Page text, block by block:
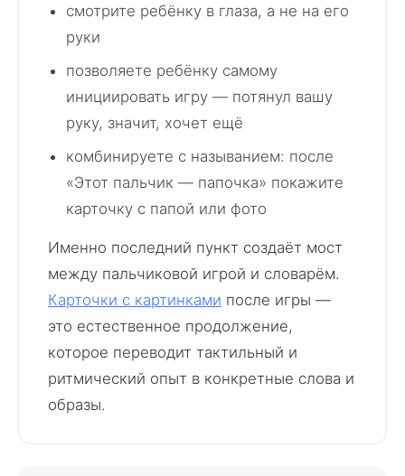
смотрите ребёнку в глаза, а не на его
руки
позволяете ребёнку самому
инициировать игру — потянул вашу
руку, значит, хочет ещё
комбинируете с называнием: после
«Этот пальчик — папочка» покажите
карточку с папой или фото
Именно последний пункт создаёт мост
между пальчиковой игрой и словарём.
Карточки с картинками после игры —
это естественное продолжение,
которое переводит тактильный и
ритмический опыт в конкретные слова и
образы.